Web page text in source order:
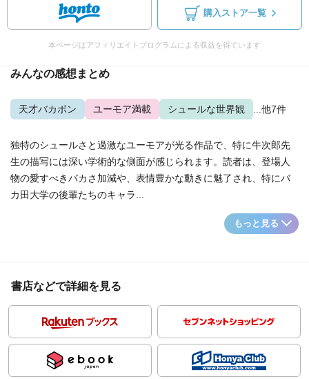
購入ストア一覧
本ページはアフィリエイトプログラムによる収益を得ています
みんなの感想まとめ
天才バカボン ユーモア満載 シュールな世界観 ...他7件
独特のシュールさと過激なユーモアが光る作品で、特に牛次郎先
生の描写には深い学術的な側面が感じられます。読者は、登場人
物の愛すべきバカさ加減や、表情豊かな動きに魅了され、特にバ
カ田大学の後輩たちのキャラ...
もっと見る
書店などで詳細を見る